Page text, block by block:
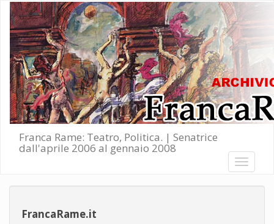
Salta al contenuto principale
Franca Rame: Teatro, Politica. | Senatrice
dall'aprile 2006 al gennaio 2008
Toggle
FrancaRame.it